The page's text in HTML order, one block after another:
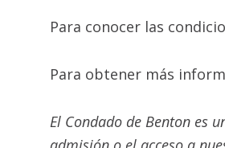
Para conocer las
Para obtener más
El Condado de Benton es